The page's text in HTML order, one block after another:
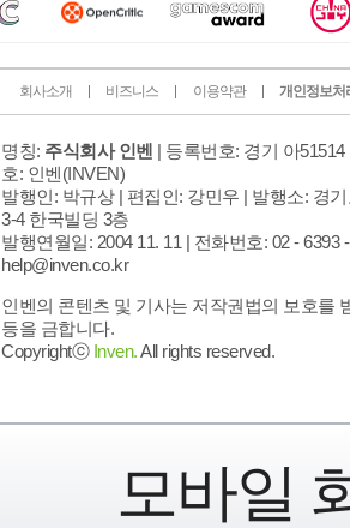
회사소개 비즈니스 이용약관 개인정보처
명칭: 주식회사 인벤 | 등록번호: 경기 아
호: 인벤(INVEN)
발행인: 박규상 | 편집인: 강민우 | 발행소: 경
3-4 한국빌딩 3층
발행연월일: 2004 11. 11 | 전화번호: 02 - 6393
help@inven.co.kr
인벤의 콘텐츠 및 기사는 저작권법의 보호를
등을 금합니다.
Copyrightⓒ Inven.All rights reserved.
모바일